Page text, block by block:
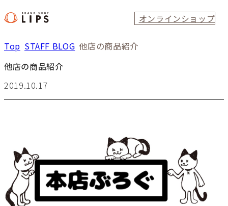
オンラインショップ
Top STAFF BLOG 他店の商品紹介
他店の商品紹介
2019.10.17